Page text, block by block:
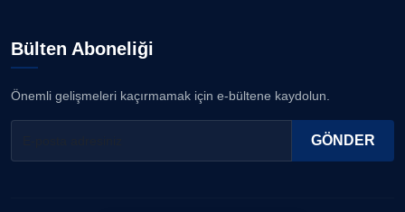
Bülten Aboneliği
Önemli gelişmeleri kaçırmamak için e-bültene kaydolun.
GÖNDER